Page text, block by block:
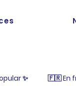
✨ 🇫🇷 En